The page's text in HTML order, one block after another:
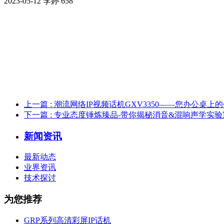
上一篇 : 潮流网络IP视频话机GXV3350——您办公桌上的
下一篇 : 专业态度锤炼臻品-带你揭秘消音&混响声学实验
新闻资讯
最新动态
业界资讯
技术探讨
为您推荐
GRP系列高清彩屏IP话机